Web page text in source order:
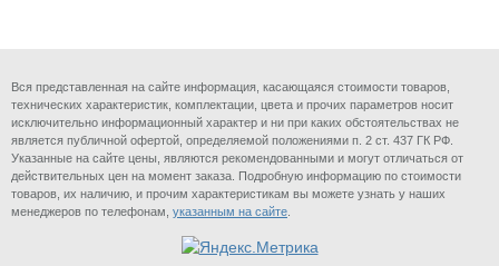
Вся представленная на сайте информация, касающаяся стоимости товаров,
технических характеристик, комплектации, цвета и прочих параметров носит
исключительно информационный характер и ни при каких обстоятельствах не
является публичной офертой, определяемой положениями п. 2 ст. 437 ГК РФ.
Указанные на сайте цены, являются рекомендованными и могут отличаться от
действительных цен на момент заказа. Подробную информацию по стоимости
товаров, их наличию, и прочим характеристикам вы можете узнать у наших
менеджеров по телефонам, указанным на сайте